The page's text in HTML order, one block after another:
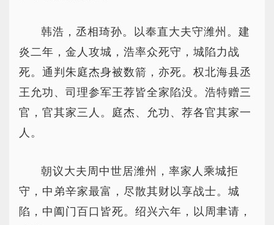
韩浩，丞相琦孙。以奉直大夫守潍州。建
炎二年，金人攻城，浩率众死守，城陷力战
死。通判朱庭杰身被数箭，亦死。权北海县丞
王允功、司理参军王荐皆全家陷没。浩特赠三
官，官其家三人。庭杰、允功、荐各官其家一
人。
朝议大夫周中世居潍州，率家人乘城拒
守，中弟辛家最富，尽散其财以享战士。城
陷，中阖门百口皆死。绍兴六年，以周聿请，